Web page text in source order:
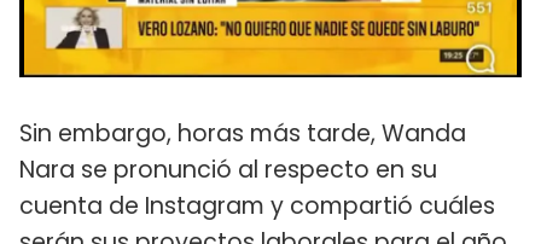
Sin embargo, horas más tarde, Wanda
Nara se pronunció al respecto en su
cuenta de Instagram y compartió cuáles